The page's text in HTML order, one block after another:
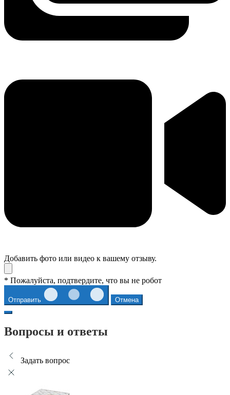
Добавить фото или видео к вашему отзыву.
* Пожалуйста, подтвердите, что вы не робот
Отправить Отмена
Вопросы и ответы
Задать вопрос